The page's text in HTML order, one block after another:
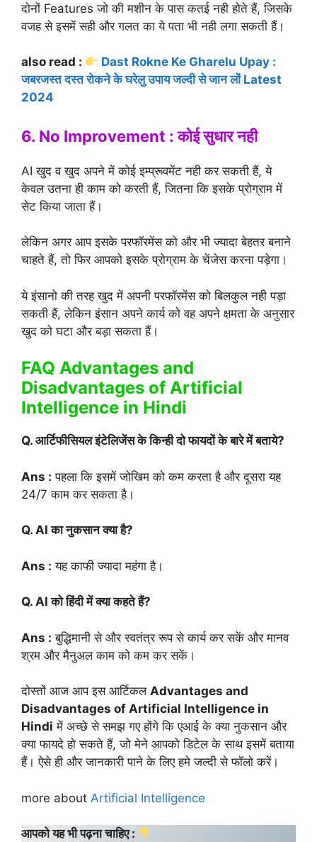
दोनों Features जो की मशीन के पास कतई नही होते हैं, जिसके
वजह से इसमें सही और गलत का ये पता भी नही लगा सकती हैं।
also read :
Dast Rokne Ke Gharelu Upay :
जबरजस्त दस्त रोकने के घरेलु उपाय जल्दी से जान लों Latest
2024
6. No Improvement : कोई सुधार नही
AI खुद व खुद अपने में कोई इम्प्रूवमेंट नही कर सकती हैं, ये
केवल उतना ही काम को करती हैं, जितना कि इसके प्रोग्राम में
सेट किया जाता हैं।
लेकिन अगर आप इसके परफॉरमेंस को और भी ज्यादा बेहतर बनाने
चाहते हैं, तो फिर आपको इसके प्रोग्राम के चेंजेस करना पड़ेगा।
ये इंसानो की तरह खुद में अपनी परफॉरमेंस को बिलकुल नही पड़ा
सकती हैं, लेकिन इंसान अपने कार्य को वह अपने क्षमता के अनुसार
खुद को घटा और बड़ा सकता हैं।
FAQ Advantages and
Disadvantages of Artificial
Intelligence in Hindi
Q. आर्टिफीसियल इंटेलिजेंस के किन्ही दो फायदों के बारे में बताये?
Ans : पहला कि इसमें जोखिम को कम करता है और दूसरा यह
24/7 काम कर सकता है।
Q. AI का नुकसान क्या है?
Ans : यह काफी ज्यादा महंगा है।
Q. AI को हिंदी में क्या कहते हैं?
Ans : बुद्धिमानी से और स्वतंत्र रूप से कार्य कर सकें और मानव
श्रम और मैनुअल काम को कम कर सकें।
दोस्तों आज आप इस आर्टिकल Advantages and
Disadvantages of Artificial Intelligence in
Hindi में अच्छे से समझ गए होंगे कि एआई के क्या नुकसान और
क्या फायदे हो सकते हैं, जो मेने आपको डिटेल के साथ इसमें बताया
हैं। ऐसे ही और जानकारी पाने के लिए हमे जल्दी से फॉलो करें।
more about Artificial Intelligence
आपको यह भी पढ़ना चाहिए :